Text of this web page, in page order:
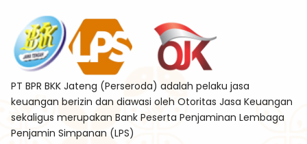
PT BPR BKK Jateng (Perseroda) adalah pelaku jasa
keuangan berizin dan diawasi oleh Otoritas Jasa Keuangan
sekaligus merupakan Bank Peserta Penjaminan Lembaga
Penjamin Simpanan (LPS)